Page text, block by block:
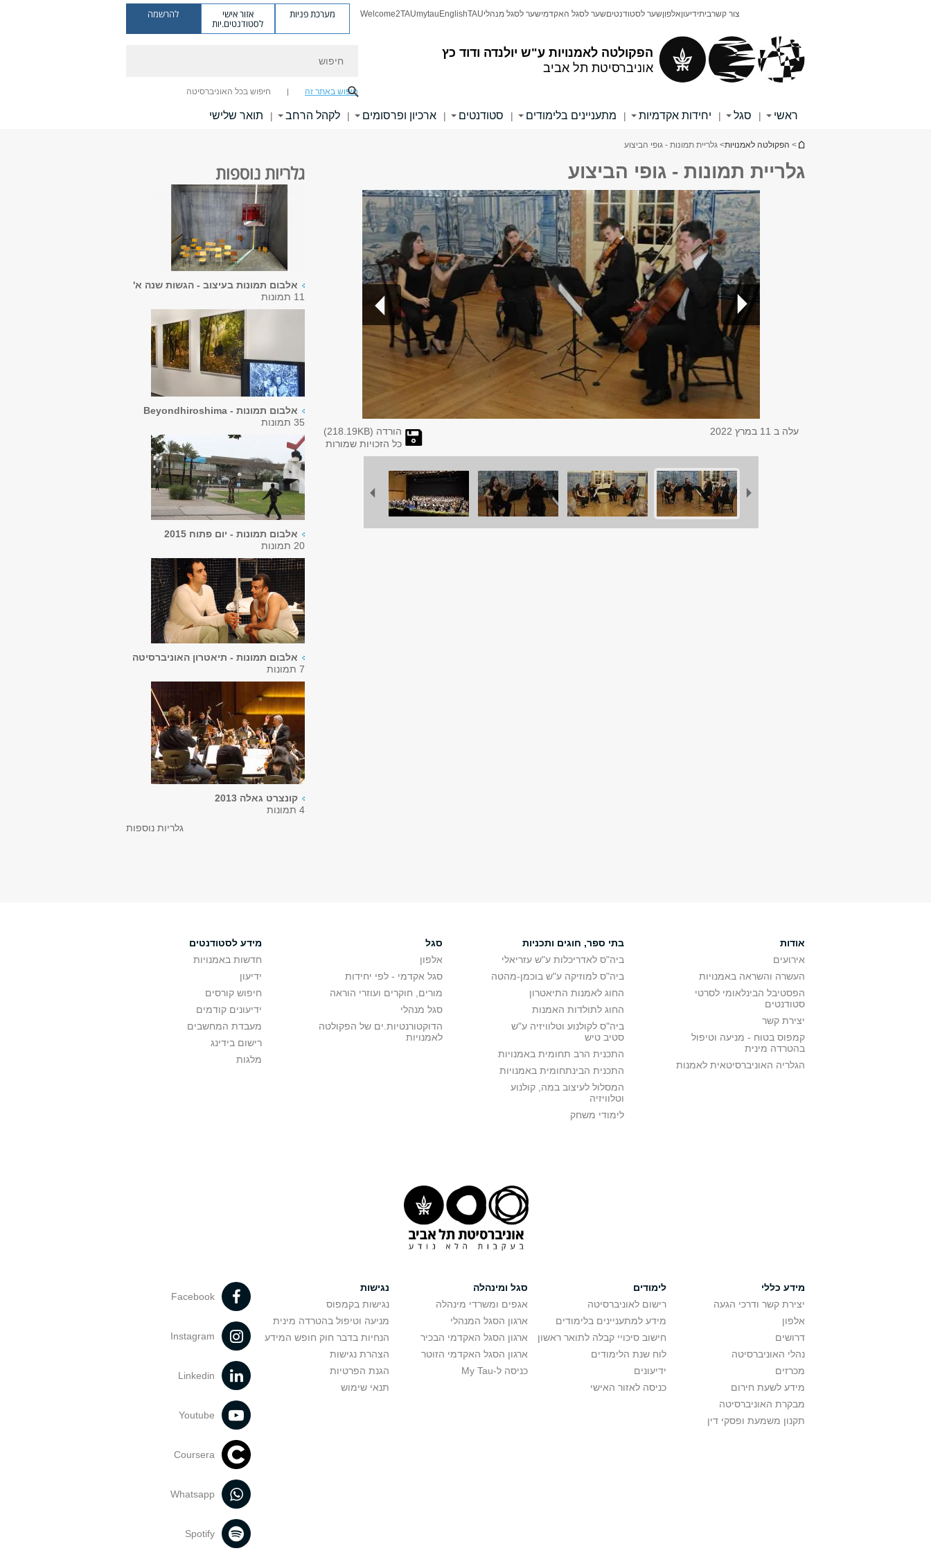
הפקולטה לאמנויות ע"ש יולנדה ודוד כץ
אוניברסיטת תל אביב
צור קשרביתידיעוןאלפוןשער לסטודנטיםשער לסגל האקדמישער לסגל מנהליTAU
English
mytau
Welcome2TAU מערכת פניות אזור אישי
לסטודנטים.יות
להרשמה
חיפוש באתר זה חיפוש בכל האוניברסיטה
ראשי | סגל | יחידות אקדמיות | מתעניינים בלימודים | סטודנטים | ארכיון ופרסומים | לקהל הרחב | תואר שלישי
הינך נמצא כאן
> הפקולטה לאמנויות> גלריית תמונות - גופי הביצוע
גלריית תמונות - גופי הביצוע גלריות נוספות
אלבום תמונות בעיצוב - הגשות שנה א'
11 תמונות
אלבום תמונות - Beyondhiroshima
35 תמונות
אלבום תמונות - יום פתוח 2015
20 תמונות
אלבום תמונות - תיאטרון האוניברסיטה
7 תמונות
קונצרט גאלה 2013
4 תמונות
גלריות נוספות
עלה ב 11 במרץ 2022 הורדה ( 218.19KB)
כל הזכויות שמורות
אודות
אירועים
העשרה והשראה באמנויות
הפסטיבל הבינלאומי לסרטי
סטודנטים
יצירת קשר
קמפוס בטוח - מניעה וטיפול
בהטרדה מינית
הגלריה האוניברסיטאית לאמנות
בתי ספר, חוגים ותכניות
ביה"ס לאדריכלות ע"ש עזריאלי
ביה"ס למוזיקה ע"ש בוכמן-מהטה
החוג לאמנות התיאטרון
החוג לתולדות האמנות
ביה"ס לקולנוע וטלוויזיה ע"ש
סטיב טיש
התכנית הרב תחומית באמנויות
התכנית הבינתחומית באמנויות
המסלול לעיצוב במה, קולנוע
וטלוויזיה
לימודי משחק
סגל
אלפון
סגל אקדמי - לפי יחידות
מורים, חוקרים ועוזרי הוראה
סגל מנהלי
הדוקטורנטיות.ים של הפקולטה
לאמנויות
מידע לסטודנטים
חדשות באמנויות
ידיעון
חיפוש קורסים
ידיעונים קודמים
מעבדת המחשבים
רישום בידינג
מלגות
מידע כללי
יצירת קשר ודרכי הגעה
אלפון
דרושים
נהלי האוניברסיטה
מכרזים
מידע לשעת חירום
מבקרת האוניברסיטה
תקנון משמעת ופסקי דין
לימודים
רישום לאוניברסיטה
מידע למתעניינים בלימודים
חישוב סיכויי קבלה לתואר ראשון
לוח שנת הלימודים
ידיעונים
כניסה לאזור האישי
סגל ומינהלה
אגפים ומשרדי מינהלה
ארגון הסגל המנהלי
ארגון הסגל האקדמי הבכיר
ארגון הסגל האקדמי הזוטר
כניסה ל-My Tau
נגישות
נגישות בקמפוס
מניעה וטיפול בהטרדה מינית
הנחיות בדבר חוק חופש המידע
הצהרת נגישות
הגנת הפרטיות
תנאי שימוש
Facebook
Instagram
Linkedin
Youtube
Coursera
Whatsapp
Spotify